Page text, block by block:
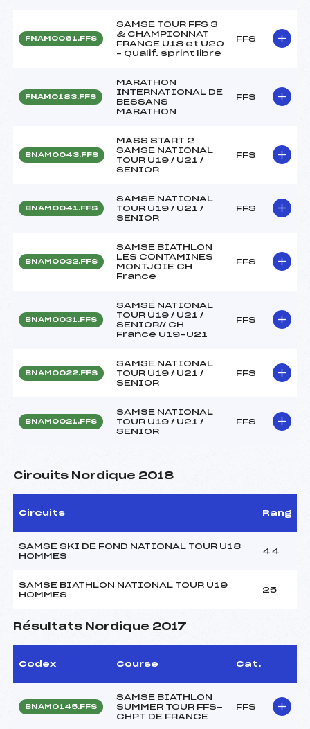
FNAM0061.FFS
SAMSE TOUR FFS 3
& CHAMPIONNAT
FRANCE U18 et U20
– Qualif. sprint libre
FFS
FNAM0183.FFS
MARATHON
INTERNATIONAL DE
BESSANS
MARATHON
FFS
BNAM0043.FFS
MASS START 2
SAMSE NATIONAL
TOUR U19 / U21 /
SENIOR
FFS
BNAM0041.FFS
SAMSE NATIONAL
TOUR U19 / U21 /
SENIOR
FFS
BNAM0032.FFS
SAMSE BIATHLON
LES CONTAMINES
MONTJOIE CH
France
FFS
BNAM0031.FFS
SAMSE NATIONAL
TOUR U19 / U21 /
SENIOR// CH
France U19-U21
FFS
BNAM0022.FFS
SAMSE NATIONAL
TOUR U19 / U21 /
SENIOR
FFS
BNAM0021.FFS
SAMSE NATIONAL
TOUR U19 / U21 /
SENIOR
FFS
Circuits Nordique 2018
Circuits Rang
SAMSE SKI DE FOND NATIONAL TOUR U18
HOMMES
44
SAMSE BIATHLON NATIONAL TOUR U19
HOMMES
25
Résultats Nordique 2017
Codex Course Cat.
BNAM0145.FFS
SAMSE BIATHLON
SUMMER TOUR FFS-
CHPT DE FRANCE
FFS